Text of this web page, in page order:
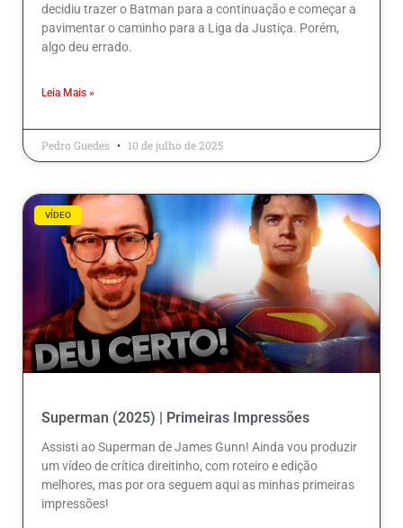
decidiu trazer o Batman para a continuação e começar a
pavimentar o caminho para a Liga da Justiça. Porém,
algo deu errado.
Leia Mais »
Pedro Guedes 10 de julho de 2025
VÍDEO
Superman (2025) | Primeiras Impressões
Assisti ao Superman de James Gunn! Ainda vou produzir
um vídeo de crítica direitinho, com roteiro e edição
melhores, mas por ora seguem aqui as minhas primeiras
impressões!